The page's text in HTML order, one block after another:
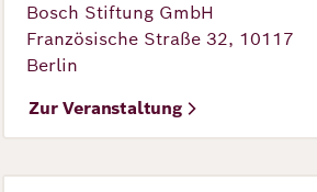
Bosch Stiftung GmbH
Französische Straße 32, 10117
Berlin
Zur Veranstaltung